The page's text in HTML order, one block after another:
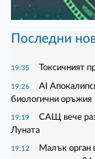
Последни
19:35 Токсичният
19:26
AI
биологични оръжия
19:19
САЩ вече
Луната
19:12
Малък орган